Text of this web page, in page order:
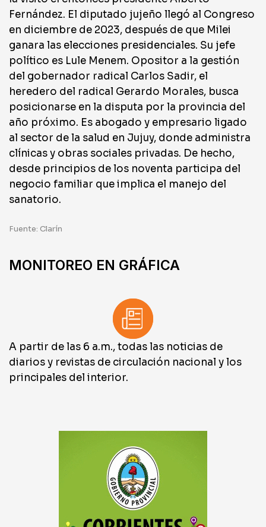
Fernández. El diputado jujeño llegó al Congreso
en diciembre de 2023, después de que Milei
ganara las elecciones presidenciales. Su jefe
político es Lule Menem. Opositor a la gestión
del gobernador radical Carlos Sadir, el
heredero del radical Gerardo Morales, busca
posicionarse en la disputa por la provincia del
año próximo. Es abogado y empresario ligado
al sector de la salud en Jujuy, donde administra
clínicas y obras sociales privadas. De hecho,
desde principios de los noventa participa del
negocio familiar que implica el manejo del
sanatorio.
Fuente: Clarín
MONITOREO EN GRÁFICA
A partir de las 6 a.m., todas las noticias de
diarios y revistas de circulación nacional y los
principales del interior.